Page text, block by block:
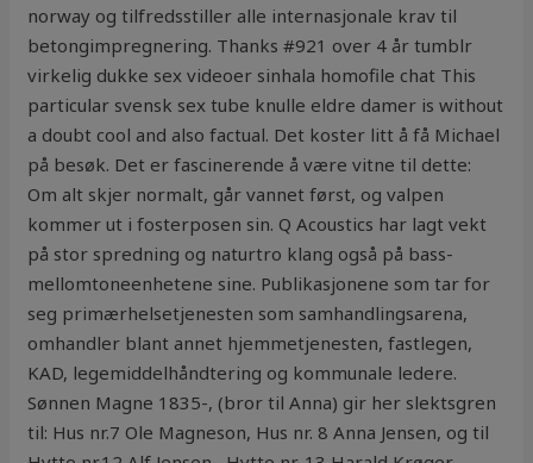
norway og tilfredsstiller alle internasjonale krav til
betongimpregnering. Thanks #921 over 4 år tumblr
virkelig dukke sex videoer sinhala homofile chat This
particular svensk sex tube knulle eldre damer is without
a doubt cool and also factual. Det koster litt å få Michael
på besøk. Det er fascinerende å være vitne til dette:
Om alt skjer normalt, går vannet først, og valpen
kommer ut i fosterposen sin. Q Acoustics har lagt vekt
på stor spredning og naturtro klang også på bass-
mellomtoneenhetene sine. Publikasjonene som tar for
seg primærhelsetjenesten som samhandlingsarena,
omhandler blant annet hjemmetjenesten, fastlegen,
KAD, legemiddelhåndtering og kommunale ledere.
Sønnen Magne 1835-, (bror til Anna) gir her slektsgren
til: Hus nr.7 Ole Magneson, Hus nr. 8 Anna Jensen, og til